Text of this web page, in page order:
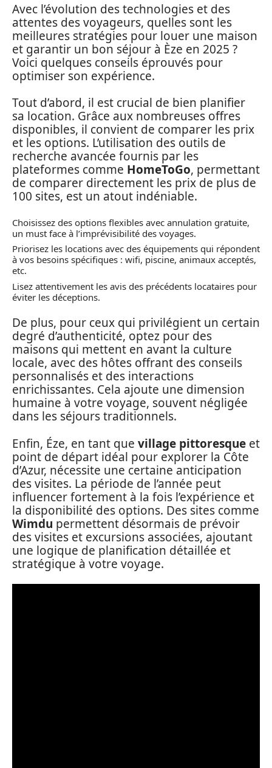
Avec l’évolution des technologies et des
attentes des voyageurs, quelles sont les
meilleures stratégies pour louer une maison
et garantir un bon séjour à Èze en 2025 ?
Voici quelques conseils éprouvés pour
optimiser son expérience.
Tout d’abord, il est crucial de bien planifier
sa location. Grâce aux nombreuses offres
disponibles, il convient de comparer les prix
et les options. L’utilisation des outils de
recherche avancée fournis par les
plateformes comme HomeToGo, permettant
de comparer directement les prix de plus de
100 sites, est un atout indéniable.
Choisissez des options flexibles avec annulation gratuite,
un must face à l’imprévisibilité des voyages.
Priorisez les locations avec des équipements qui répondent
à vos besoins spécifiques : wifi, piscine, animaux acceptés,
etc.
Lisez attentivement les avis des précédents locataires pour
éviter les déceptions.
De plus, pour ceux qui privilégient un certain
degré d’authenticité, optez pour des
maisons qui mettent en avant la culture
locale, avec des hôtes offrant des conseils
personnalisés et des interactions
enrichissantes. Cela ajoute une dimension
humaine à votre voyage, souvent négligée
dans les séjours traditionnels.
Enfin, Éze, en tant que village pittoresque et
point de départ idéal pour explorer la Côte
d’Azur, nécessite une certaine anticipation
des visites. La période de l’année peut
influencer fortement à la fois l’expérience et
la disponibilité des options. Des sites comme
Wimdu permettent désormais de prévoir
des visites et excursions associées, ajoutant
une logique de planification détaillée et
stratégique à votre voyage.